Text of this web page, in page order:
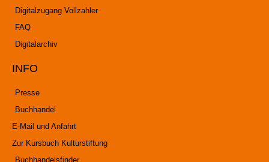
Digitalzugang Vollzahler
FAQ
Digitalarchiv
INFO
Presse
Buchhandel
E-Mail und Anfahrt
Zur Kursbuch Kulturstiftung
Buchhandelsfinder